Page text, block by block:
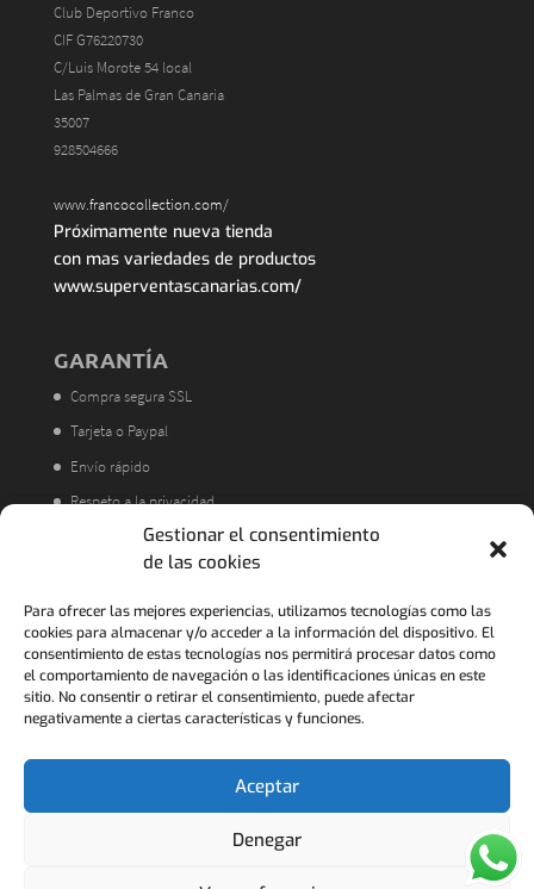
Gestionar el consentimiento
de las cookies
Para ofrecer las mejores experiencias, utilizamos tecnologías como las
cookies para almacenar y/o acceder a la información del dispositivo. El
consentimiento de estas tecnologías nos permitirá procesar datos como
el comportamiento de navegación o las identificaciones únicas en este
sitio. No consentir o retirar el consentimiento, puede afectar
negativamente a ciertas características y funciones.
Aceptar
Denegar
Club Deportivo Franco
CIF G76220730
C/Luis Morote 54 local
Las Palmas de Gran Canaria
35007
928504666
www.francocollection.com/
Próximamente nueva tienda
con mas variedades de productos
www.superventascanarias.com/
GARANTÍA
Compra segura SSL
Tarjeta o Paypal
Envío rápido
Respeto a la privacidad
Atención al cliente
Acorde a la LOPD
Política de Devoluciones